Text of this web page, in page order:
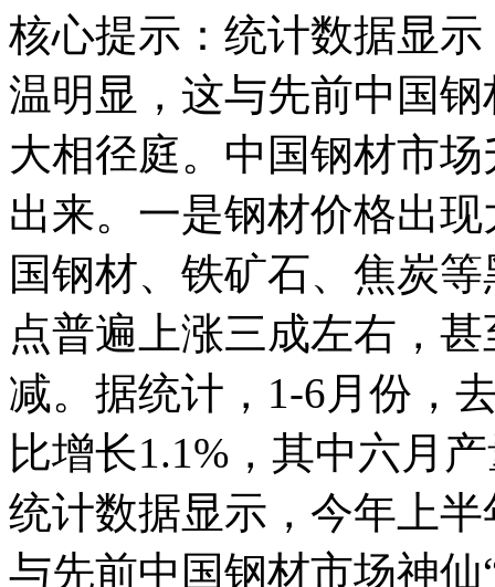
核心提示：统计数据显
温明显，这与先前中国
大相径庭。中国钢材市
出来。一是钢材价格出
国钢材、铁矿石、焦炭
点普遍上涨三成左右，
减。据统计，1-6月份，
比增长1.1%，其中六月
统计数据显示，今年上
与先前中国钢材市场神